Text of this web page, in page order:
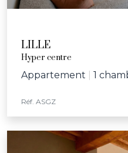
LILLE
Hyper centre
Appartement 1
Réf. ASGZ